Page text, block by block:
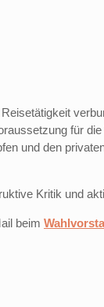
für
und den
Kritik und
beim